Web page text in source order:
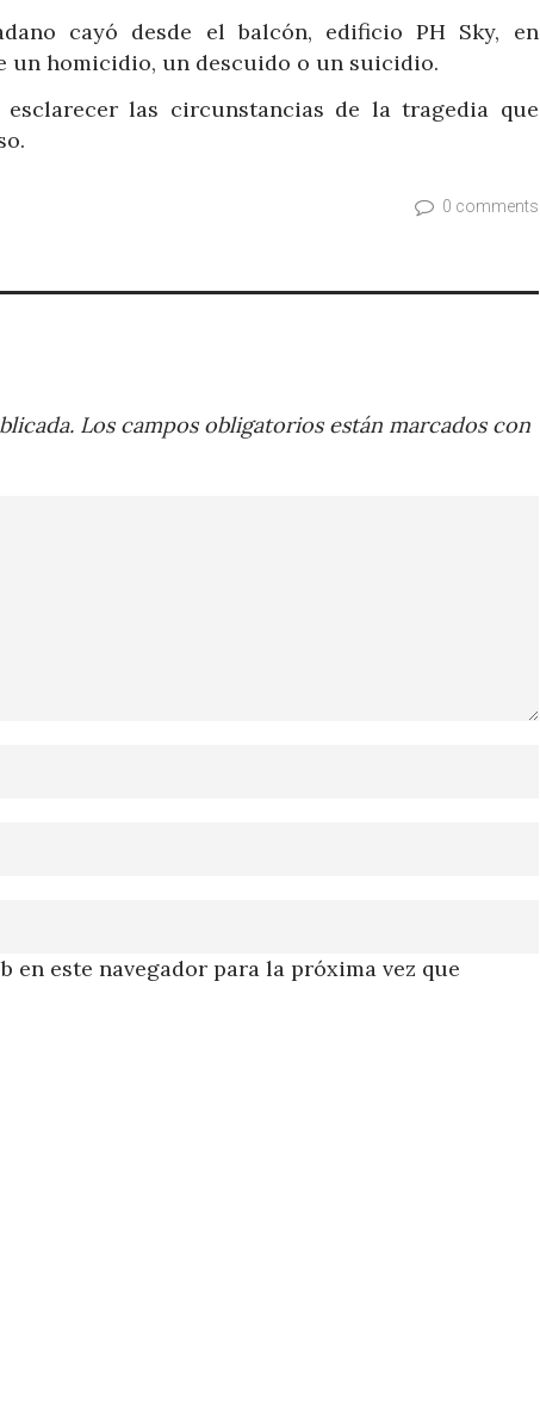
cayó desde el balcón, edificio PH Sky, en
un homicidio, un descuido o un suicidio.
las circunstancias de la tragedia que
0 comments
Los campos obligatorios están marcados con
este navegador para la próxima vez que